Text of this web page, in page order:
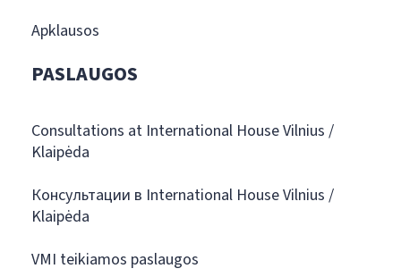
Apklausos
PASLAUGOS
Consultations at International House Vilnius /
Klaipėda
Консультации в International House Vilnius /
Klaipėda
VMI teikiamos paslaugos